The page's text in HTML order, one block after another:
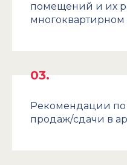
помещений и их
Рекомендации по
продаж/сдачи в